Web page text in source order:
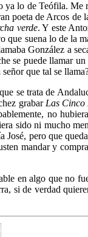
ya lo de Teófila. Me
poeta de Arcos de
verde. Y este
suena lo de la
González a
se puede llamar
que tal se
se trata de
grabar Las Cinco
no
sido ni mucho
pero que
mandar y
en algo que no
si de verdad